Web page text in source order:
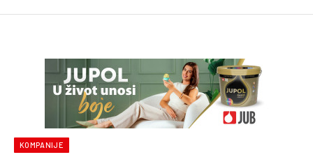
KOMPANIJE